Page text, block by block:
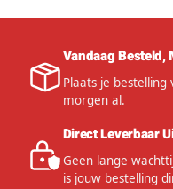
Vandaag Besteld,
Plaats je
morgen al.
Direct Leverbaar
Geen lange
is jouw bestelling